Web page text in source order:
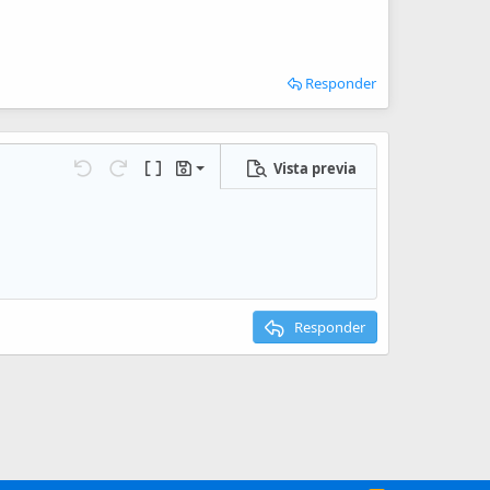
Responder
DeshacerRehacerCambiar a código BB
Borradores
Guardar borrador
Vista previa
Responder